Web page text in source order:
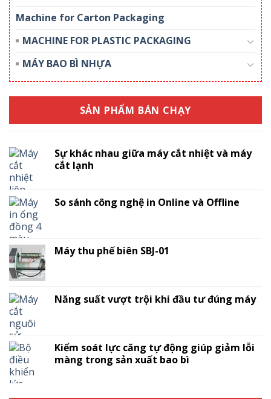
Machine for Carton Packaging
MACHINE FOR PLASTIC PACKAGING
MÁY BAO BÌ NHỰA
SẢN PHẨM BÁN CHẠY
Sự khác nhau giữa máy cắt nhiệt và máy
cắt lạnh
So sánh công nghệ in Online và Offline
Máy thu phế biên SBJ-01
Năng suất vượt trội khi đầu tư đúng máy
Kiểm soát lực căng tự động giúp giảm lỗi
màng trong sản xuất bao bì